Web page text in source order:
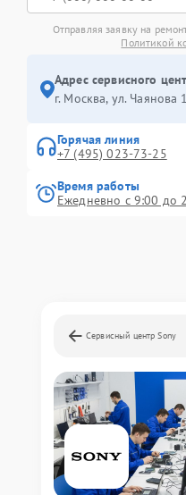
Отправляя заявку на
Политикой
Адрес сервисного
г. Москва, ул. Чаянова
Горячая линия
+7 (495) 023-73-25
Время работы
Ежедневно с 9:00 до
Сервисный центр Sony